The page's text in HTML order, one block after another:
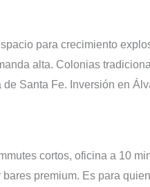
para crecimiento
alta. Colonias
Santa Fe. Inversión en
cortos, oficina a 10
premium. Es para